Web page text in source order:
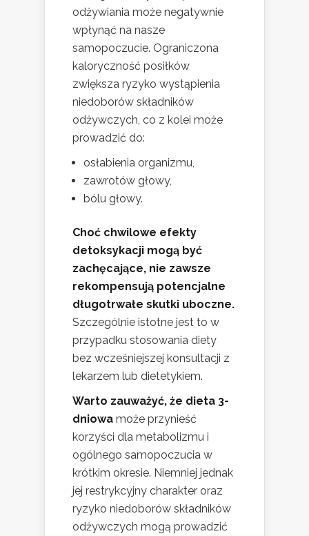
odżywiania może negatywnie
wpłynąć na nasze
samopoczucie. Ograniczona
kaloryczność posiłków
zwiększa ryzyko wystąpienia
niedoborów składników
odżywczych, co z kolei może
prowadzić do:
osłabienia organizmu,
zawrotów głowy,
bólu głowy.
Choć chwilowe efekty
detoksykacji mogą być
zachęcające, nie zawsze
rekompensują potencjalne
długotrwałe skutki uboczne.
Szczególnie istotne jest to w
przypadku stosowania diety
bez wcześniejszej konsultacji z
lekarzem lub dietetykiem.
Warto zauważyć, że dieta 3-
dniowa może przynieść
korzyści dla metabolizmu i
ogólnego samopoczucia w
krótkim okresie. Niemniej jednak
jej restrykcyjny charakter oraz
ryzyko niedoborów składników
odżywczych mogą prowadzić